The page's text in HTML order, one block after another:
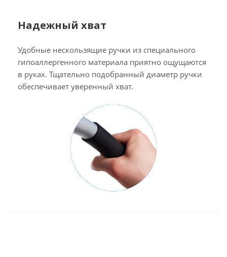
Надежный хват
Удобные нескользящие ручки из специального
гипоаллергенного материала приятно ощущаются
в руках. Тщательно подобранный диаметр ручки
обеспечивает уверенный хват.